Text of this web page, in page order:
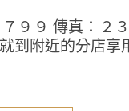
９９ 傳真：２
到附近的分店